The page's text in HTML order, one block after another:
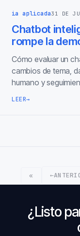
ia aplicada31 DE
Chatbot
rompe la
Cómo evaluar un
cambios de tema,
humano y
LEER→
« ←
¿Listo